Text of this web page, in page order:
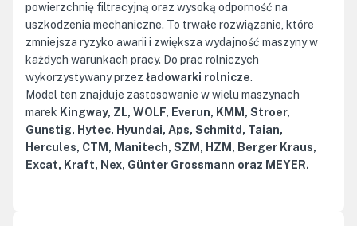
powierzchnię filtracyjną oraz wysoką odporność na
uszkodzenia mechaniczne. To trwałe rozwiązanie, które
zmniejsza ryzyko awarii i zwiększa wydajność maszyny w
każdych warunkach pracy. Do prac rolniczych
wykorzystywany przez ładowarki rolnicze.
Model ten znajduje zastosowanie w wielu maszynach
marek Kingway, ZL, WOLF, Everun, KMM, Stroer,
Gunstig, Hytec, Hyundai, Aps, Schmitd, Taian,
Hercules, CTM, Manitech, SZM, HZM, Berger Kraus,
Excat, Kraft, Nex, Günter Grossmann oraz MEYER.